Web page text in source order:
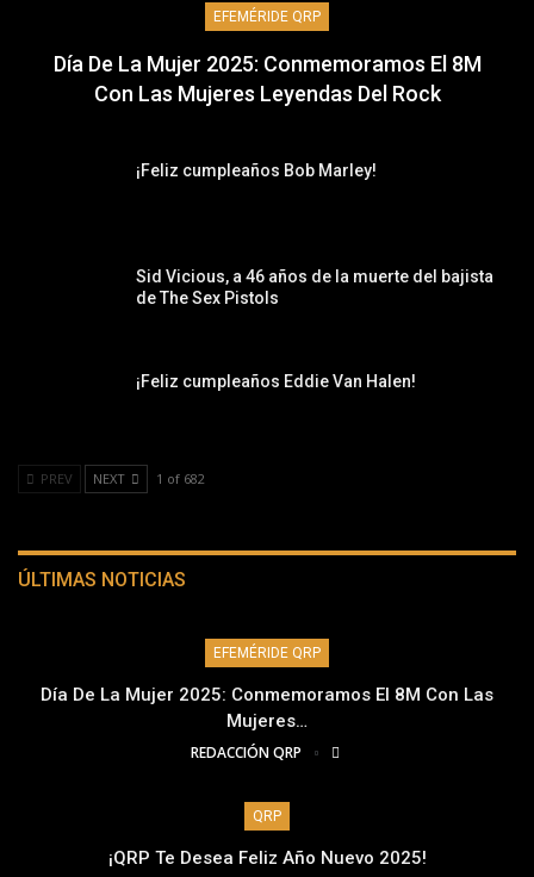
EFEMÉRIDE QRP
Día De La Mujer 2025: Conmemoramos El 8M
Con Las Mujeres Leyendas Del Rock
¡Feliz cumpleaños Bob Marley!
Sid Vicious, a 46 años de la muerte del bajista
de The Sex Pistols
¡Feliz cumpleaños Eddie Van Halen!
PREV NEXT 1 of 682
ÚLTIMAS NOTICIAS
EFEMÉRIDE QRP
Día De La Mujer 2025: Conmemoramos El 8M Con Las
Mujeres…
REDACCIÓN QRP
QRP
¡QRP Te Desea Feliz Año Nuevo 2025!